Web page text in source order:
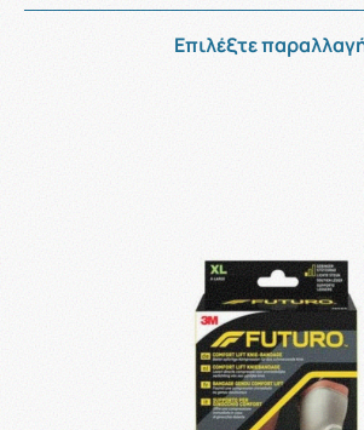
Επιλέξτε